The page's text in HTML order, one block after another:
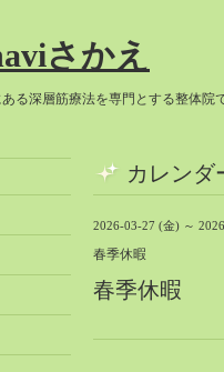
さかえ
る深層筋療法を専門とする整体院
カレンダ
2026-03-27 (金) ～
春季休暇
春季休暇